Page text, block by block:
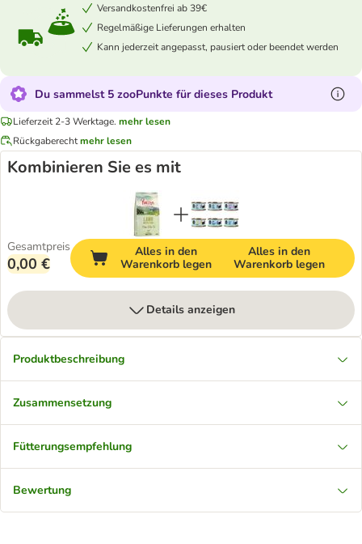
Versandkostenfrei ab 39€
Regelmäßige Lieferungen erhalten
Kann jederzeit angepasst, pausiert oder beendet werden
Du sammelst 5 zooPunkte für dieses Produkt
Lieferzeit 2-3 Werktage. mehr lesen
Rückgaberechtmehr lesen
Kombinieren Sie es mit
Gesamtpreis
0,00 €
Alles in den
Warenkorb legen
Alles in den
Warenkorb legen
Details anzeigen
Produktbeschreibung
Zusammensetzung
Fütterungsempfehlung
Bewertung